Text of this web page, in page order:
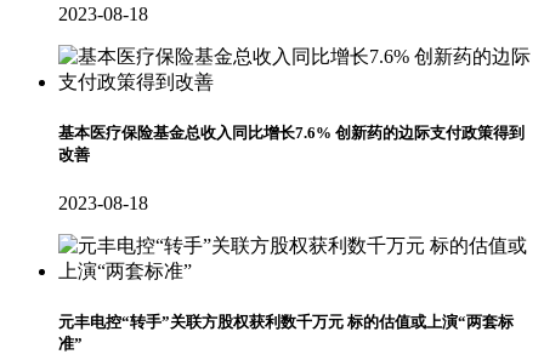
2023-08-18
基本医疗保险基金总收入同比增长7.6% 创新药的边际支付政策得到
改善
2023-08-18
元丰电控“转手”关联方股权获利数千万元 标的估值或上演“两套标
准”